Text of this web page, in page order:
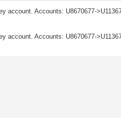
account. Accounts: U8670677-
account. Accounts: U8670677-